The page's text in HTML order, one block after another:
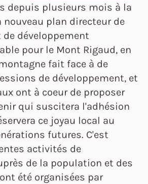
depuis plusieurs mois à la
plan directeur de
développement
pour le Mont Rigaud, en
fait face à de
de développement, et
ont à coeur de proposer
qui suscitera l'adhésion
ce joyau local au
futures. C'est
activités de
de la population et des
été organisées par